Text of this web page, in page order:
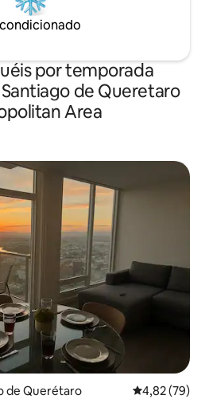
por temporada
de Queretaro
Area
de Querétaro 4,82 de uma
4,82 (79)